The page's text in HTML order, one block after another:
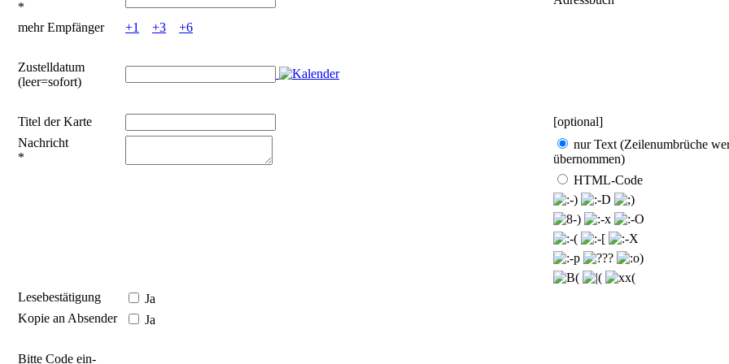
*
mehr Empfänger
+1 +3 +6
Zustelldatum
(leer=sofort)
Titel der Karte
[optional]
Nachricht
*
nur Text (Zeilen­umbrüche
übernommen)
HTML-Code
Lesebestätigung
Ja
Kopie an Absender
Ja
Bitte Code ein­